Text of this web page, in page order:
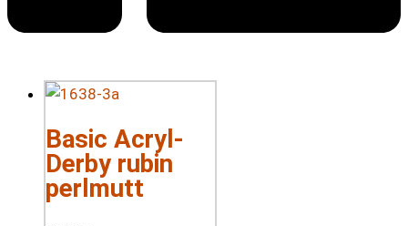
Basic Acryl-
Derby rubin
perlmutt